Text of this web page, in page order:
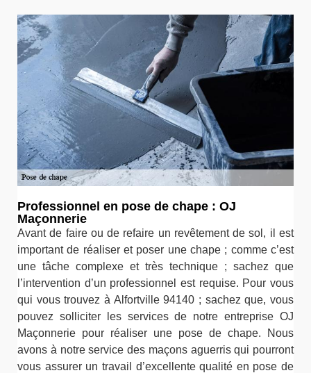
Professionnel en pose de chape : OJ
Maçonnerie
Avant de faire ou de refaire un revêtement de sol, il est
important de réaliser et poser une chape ; comme c’est
une tâche complexe et très technique ; sachez que
l’intervention d’un professionnel est requise. Pour vous
qui vous trouvez à Alfortville 94140 ; sachez que, vous
pouvez solliciter les services de notre entreprise OJ
Maçonnerie pour réaliser une pose de chape. Nous
avons à notre service des maçons aguerris qui pourront
vous assurer un travail d’excellente qualité en pose de